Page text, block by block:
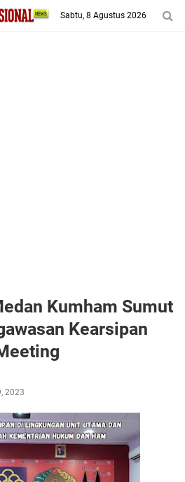
Sabtu, 8 Agustus 2026
Kumham Sumut
Kearsipan
2023